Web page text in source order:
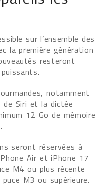
sur l’ensemble des
la première génération
resteront
notamment
de Siri et la dictée
12 Go de mémoire
seront réservées à
Air et iPhone 17
M4 ou plus récente
M3 ou supérieure.